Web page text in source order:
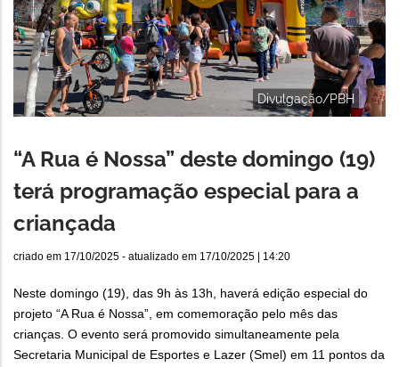
Divulgação/PBH
“A Rua é Nossa” deste domingo (19)
terá programação especial para a
criançada
criado em 17/10/2025 - atualizado em 17/10/2025 | 14:20
Neste domingo (19), das 9h às 13h, haverá edição especial do
projeto “A Rua é Nossa”, em comemoração pelo mês das
crianças. O evento será promovido simultaneamente pela
Secretaria Municipal de Esportes e Lazer (Smel) em 11 pontos da